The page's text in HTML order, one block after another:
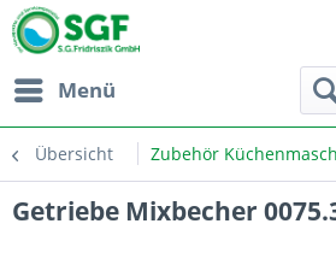
Menü
Übersicht Zubehör
Getriebe Mixbecher